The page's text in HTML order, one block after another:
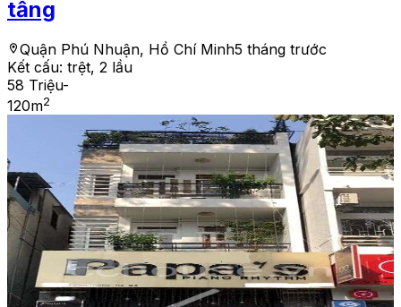
tầng
Quận Phú Nhuận, Hồ Chí Minh5 tháng trước
Kết cấu: trệt, 2 lầu
58 Triệu-
120m2